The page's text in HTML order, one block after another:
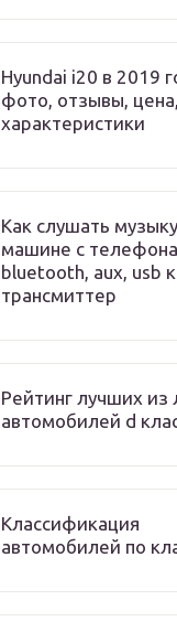
Hyundai i20 в 2019
фото, отзывы, цена,
характеристики
Как слушать
машине с
bluetooth, aux, usb
трансмиттер
Рейтинг лучших из
автомобилей d
Классификация
автомобилей по